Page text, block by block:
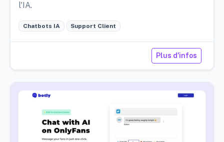
l'IA.
Chatbots IA Support Client
Plus d'infos